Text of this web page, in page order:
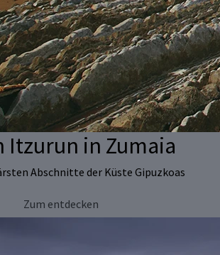
Itzurun in Zumaia
Abschnitte der Küste Gipuzkoas
Zum entdecken